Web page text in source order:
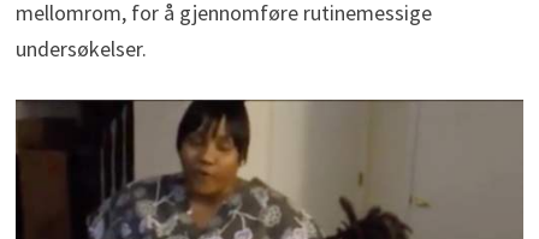
mellomrom, for å gjennomføre rutinemessige
undersøkelser.